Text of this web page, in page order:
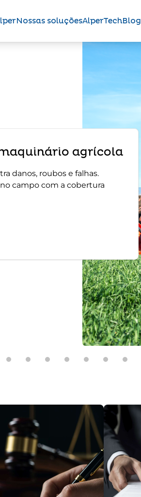
Nossas soluçõesAlperTechBlog
agrícola
danos, roubos e falhas.
campo com a cobertura